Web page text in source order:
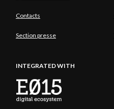
Contacts
Section presse
INTEGRATED WITH